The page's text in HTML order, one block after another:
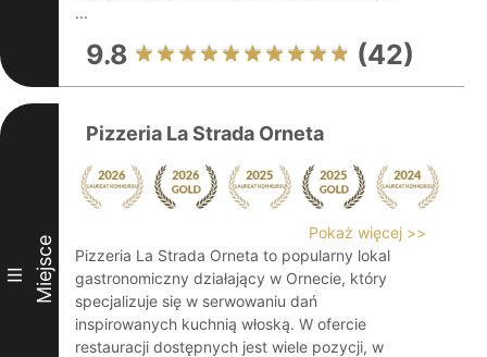
...
9.8 (42)
III Miejsce
Pizzeria La Strada Orneta
Pokaż więcej >>
Pizzeria La Strada Orneta to popularny lokal
gastronomiczny działający w Ornecie, który
specjalizuje się w serwowaniu dań
inspirowanych kuchnią włoską. W ofercie
restauracji dostępnych jest wiele pozycji, w